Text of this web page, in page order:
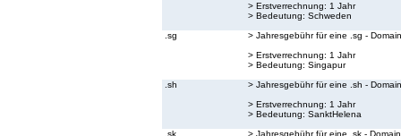
> Erstverrechnung: 1 Jahr
> Bedeutung: Schweden
.sg
> Jahresgebühr für eine .sg - Domain
> Erstverrechnung: 1 Jahr
> Bedeutung: Singapur
.sh
> Jahresgebühr für eine .sh - Domain
> Erstverrechnung: 1 Jahr
> Bedeutung: SanktHelena
.sk
> Jahresgebühr für eine .sk - Domain